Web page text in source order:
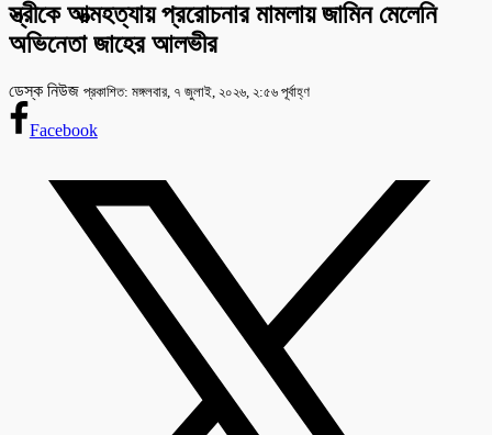
স্ত্রীকে আত্মহত্যায় প্ররোচনার মামলায় জামিন মেলেনি
অভিনেতা জাহের আলভীর
ডেস্ক নিউজ প্রকাশিত: মঙ্গলবার, ৭ জুলাই, ২০২৬, ২:৫৬ পূর্বাহ্ণ
Facebook